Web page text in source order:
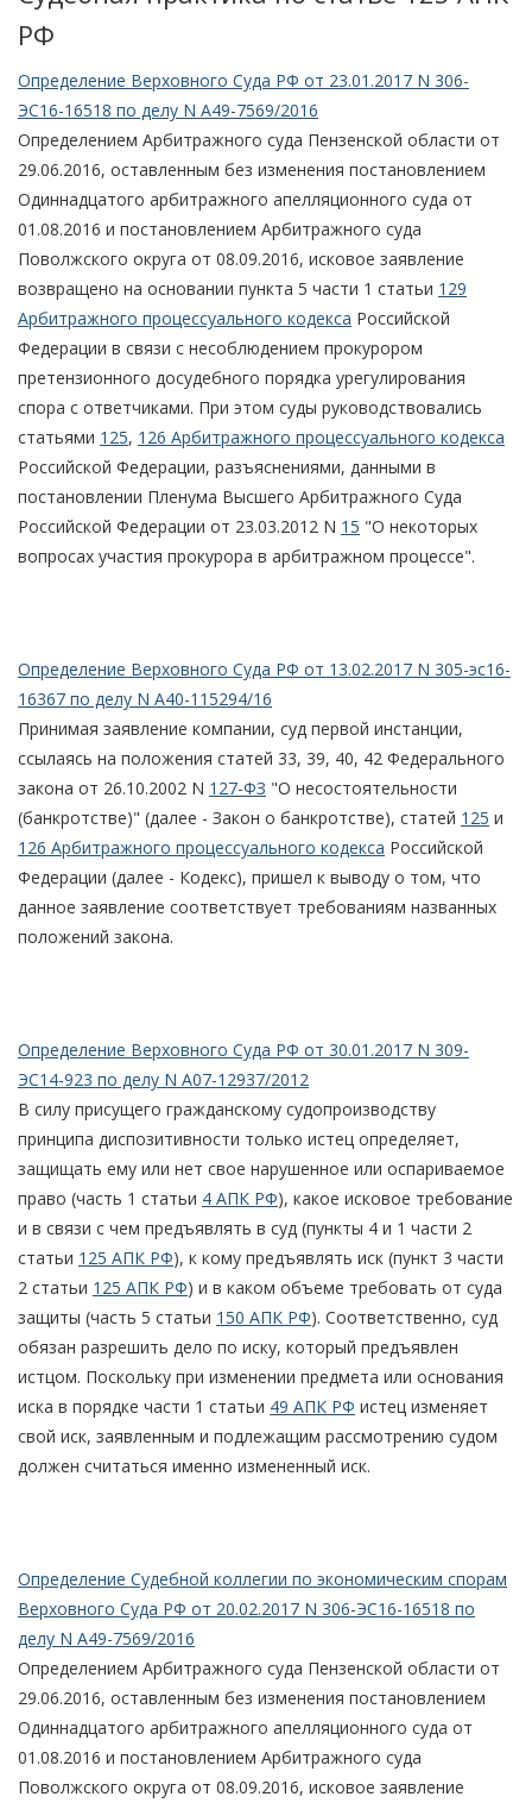
РФ
Определение Верховного Суда РФ от 23.01.2017 N 306-
ЭС16-16518 по делу N А49-7569/2016
Определением Арбитражного суда Пензенской области от
29.06.2016, оставленным без изменения постановлением
Одиннадцатого арбитражного апелляционного суда от
01.08.2016 и постановлением Арбитражного суда
Поволжского округа от 08.09.2016, исковое заявление
возвращено на основании пункта 5 части 1 статьи 129
Арбитражного процессуального кодекса Российской
Федерации в связи с несоблюдением прокурором
претензионного досудебного порядка урегулирования
спора с ответчиками. При этом суды руководствовались
статьями 125, 126 Арбитражного процессуального кодекса
Российской Федерации, разъяснениями, данными в
постановлении Пленума Высшего Арбитражного Суда
Российской Федерации от 23.03.2012 N 15 "О некоторых
вопросах участия прокурора в арбитражном процессе".
Определение Верховного Суда РФ от 13.02.2017 N 305-эс16-
16367 по делу N А40-115294/16
Принимая заявление компании, суд первой инстанции,
ссылаясь на положения статей 33, 39, 40, 42 Федерального
закона от 26.10.2002 N 127-ФЗ "О несостоятельности
(банкротстве)" (далее - Закон о банкротстве), статей 125 и
126 Арбитражного процессуального кодекса Российской
Федерации (далее - Кодекс), пришел к выводу о том, что
данное заявление соответствует требованиям названных
положений закона.
Определение Верховного Суда РФ от 30.01.2017 N 309-
ЭС14-923 по делу N А07-12937/2012
В силу присущего гражданскому судопроизводству
принципа диспозитивности только истец определяет,
защищать ему или нет свое нарушенное или оспариваемое
право (часть 1 статьи 4 АПК РФ), какое исковое требование
и в связи с чем предъявлять в суд (пункты 4 и 1 части 2
статьи 125 АПК РФ), к кому предъявлять иск (пункт 3 части
2 статьи 125 АПК РФ) и в каком объеме требовать от суда
защиты (часть 5 статьи 150 АПК РФ). Соответственно, суд
обязан разрешить дело по иску, который предъявлен
истцом. Поскольку при изменении предмета или основания
иска в порядке части 1 статьи 49 АПК РФ истец изменяет
свой иск, заявленным и подлежащим рассмотрению судом
должен считаться именно измененный иск.
Определение Судебной коллегии по экономическим спорам
Верховного Суда РФ от 20.02.2017 N 306-ЭС16-16518 по
делу N А49-7569/2016
Определением Арбитражного суда Пензенской области от
29.06.2016, оставленным без изменения постановлением
Одиннадцатого арбитражного апелляционного суда от
01.08.2016 и постановлением Арбитражного суда
Поволжского округа от 08.09.2016, исковое заявление